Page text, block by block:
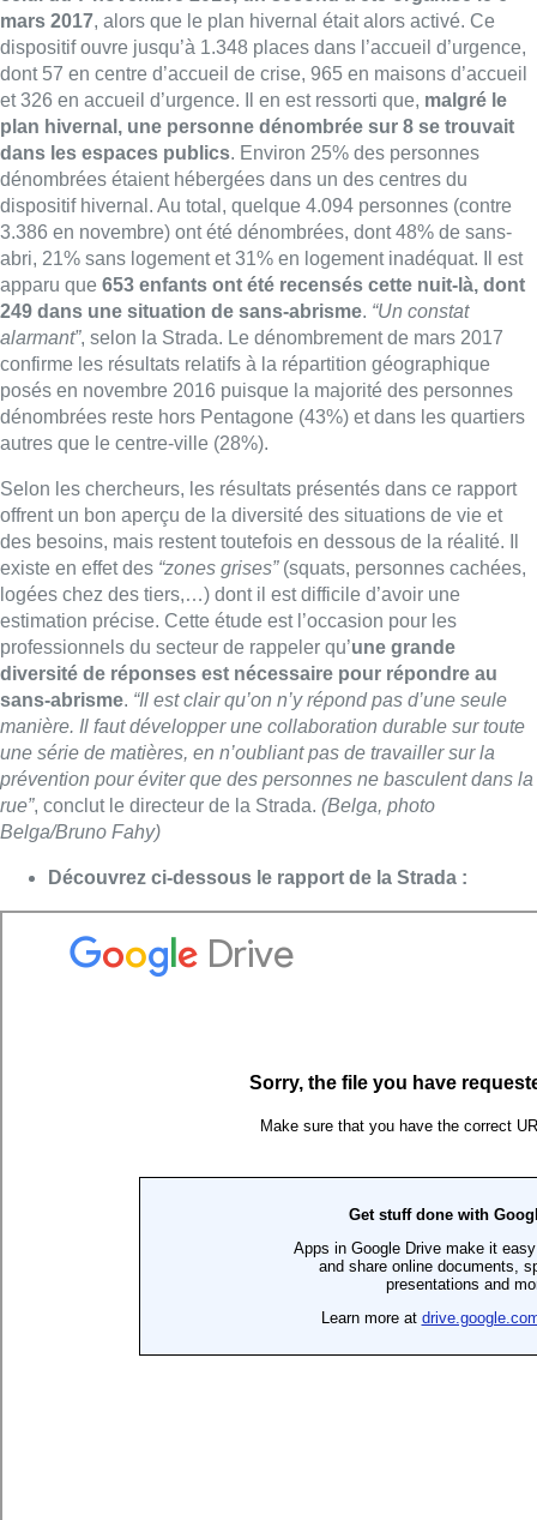
mars 2017, alors que le plan hivernal était alors activé. Ce
dispositif ouvre jusqu’à 1.348 places dans l’accueil d’urgence,
dont 57 en centre d’accueil de crise, 965 en maisons d’accueil
et 326 en accueil d’urgence. Il en est ressorti que, malgré le
plan hivernal, une personne dénombrée sur 8 se trouvait
dans les espaces publics. Environ 25% des personnes
dénombrées étaient hébergées dans un des centres du
dispositif hivernal. Au total, quelque 4.094 personnes (contre
3.386 en novembre) ont été dénombrées, dont 48% de sans-
abri, 21% sans logement et 31% en logement inadéquat. Il est
apparu que 653 enfants ont été recensés cette nuit-là, dont
249 dans une situation de sans-abrisme. “Un constat
alarmant”, selon la Strada. Le dénombrement de mars 2017
confirme les résultats relatifs à la répartition géographique
posés en novembre 2016 puisque la majorité des personnes
dénombrées reste hors Pentagone (43%) et dans les quartiers
autres que le centre-ville (28%).
Selon les chercheurs, les résultats présentés dans ce rapport
offrent un bon aperçu de la diversité des situations de vie et
des besoins, mais restent toutefois en dessous de la réalité. Il
existe en effet des “zones grises”(squats, personnes cachées,
logées chez des tiers,…) dont il est difficile d’avoir une
estimation précise. Cette étude est l’occasion pour les
professionnels du secteur de rappeler qu’une grande
diversité de réponses est nécessaire pour répondre au
sans-abrisme. “Il est clair qu’on n’y répond pas d’une seule
manière. Il faut développer une collaboration durable sur toute
une série de matières, en n’oubliant pas de travailler sur la
prévention pour éviter que des personnes ne basculent dans la
rue”, conclut le directeur de la Strada. (Belga, photo
Belga/Bruno Fahy)
Découvrez ci-dessous le rapport de la Strada :